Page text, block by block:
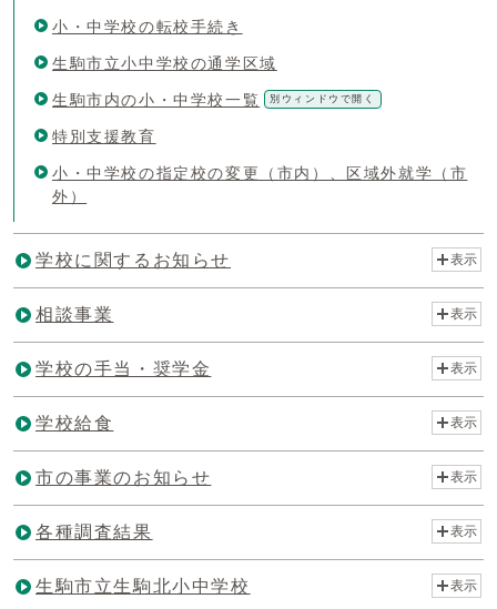
小・中学校の転校手続き
生駒市立小中学校の通学区域
生駒市内の小・中学校一覧 別ウィンドウで開く
特別支援教育
小・中学校の指定校の変更（市内）、区域外就学（市
外）
学校に関するお知らせ 表示
相談事業 表示
学校の手当・奨学金 表示
学校給食 表示
市の事業のお知らせ 表示
各種調査結果 表示
生駒市立生駒北小中学校 表示